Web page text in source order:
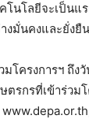
นโลยีจะเป็นแ
มั่นคงและยั่งยื
มโครงการฯ
กรที่เข้าร่วม